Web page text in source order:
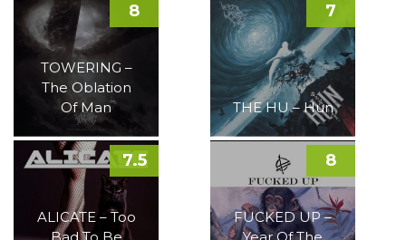
TOWERING –
The Oblation
Of Man
8
THE HU – Hun
7
ALICATE – Too
7.5
FUCKED UP –
8